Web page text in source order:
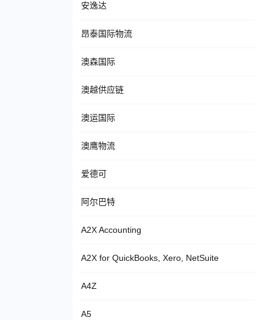
安逸达
昂泰国际物流
澳森国际
澳越供应链
澳运国际
澳鹰物流
爱德可
阿尔巴特
A2X Accounting
A2X for QuickBooks, Xero, NetSuite
A4Z
A5